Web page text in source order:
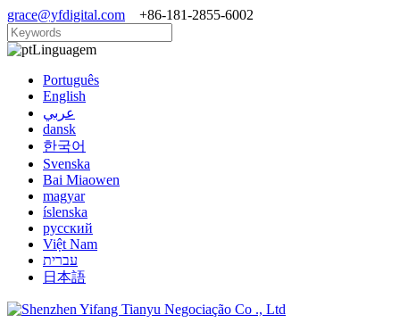
grace@yfdigital.com +86-181-2855-6002
Linguagem
Português
English
عربي
dansk
한국어
Svenska
Bai Miaowen
magyar
íslenska
русский
Việt Nam
עברית
日本語